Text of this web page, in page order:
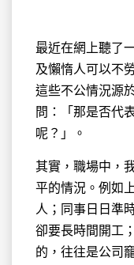
最近在網上聽了
及懶惰人可以不
這些不公情況源
問：「那是否代
呢？」。
其實，職場中，
平的情況。例如
人；同事日日準
卻要長時間開工
的，往往是公司